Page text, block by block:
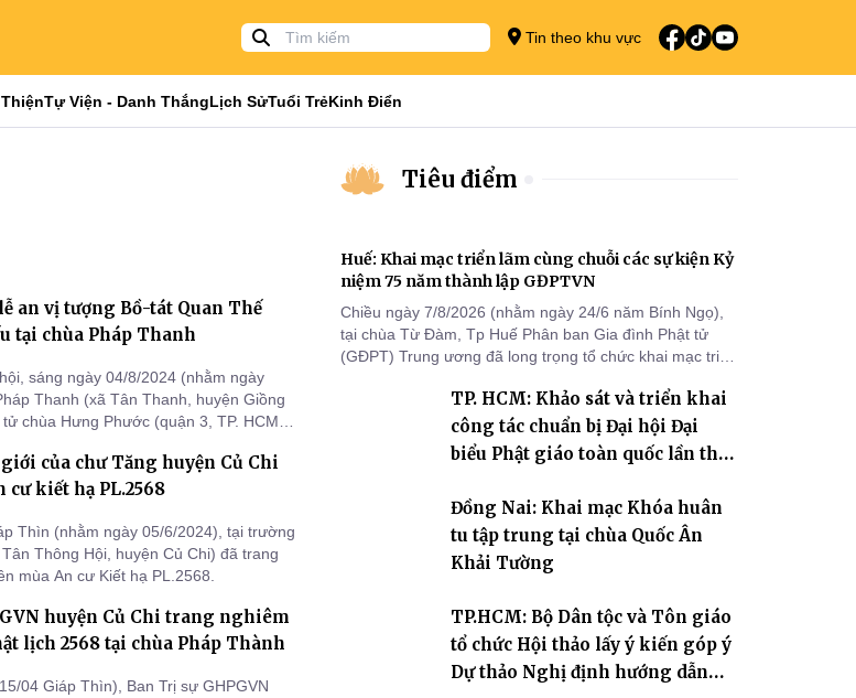
Tin theo khu vực
Tự Viện - Danh ThắngLịch SửTuổi TrẻKinh Điển
an vị tượng Bồ-tát Quan Thế
tại chùa Pháp Thanh
sáng ngày 04/8/2024 (nhằm ngày
Thanh (xã Tân Thanh, huyện Giồng
chùa Hưng Phước (quận 3, TP. HCM),
Đức và Phật tử đã trở về làm lễ an
của chư Tăng huyện Củ Chi
kiết hạ PL.2568
Thìn (nhằm ngày 05/6/2024), tại trường
Thông Hội, huyện Củ Chi) đã trang
mùa An cư Kiết hạ PL.2568.
huyện Củ Chi trang nghiêm
lịch 2568 tại chùa Pháp Thành
04 Giáp Thìn), Ban Trị sự GHPGVN
Tiêu điểm
Huế: Khai mạc triển lãm cùng chuỗi các sự kiện Kỷ
niệm 75 năm thành lập GĐPTVN
Chiều ngày 7/8/2026 (nhằm ngày 24/6 năm Bính Ngọ),
tại chùa Từ Đàm, Tp Huế Phân ban Gia đình Phật tử
(GĐPT) Trung ương đã long trọng tổ chức khai mạc triển
thành lập GĐPTVN.TP. HCM: Khảo sát và triển khai
công tác chuẩn bị Đại hội Đại
biểu Phật giáo toàn quốc lần thứ
Đồng Nai: Khai mạc Khóa huân
tu tập trung tại chùa Quốc Ân
Khải Tường
TP.HCM: Bộ Dân tộc và Tôn giáo
tổ chức Hội thảo lấy ý kiến góp ý
Dự thảo Nghị định hướng dẫn